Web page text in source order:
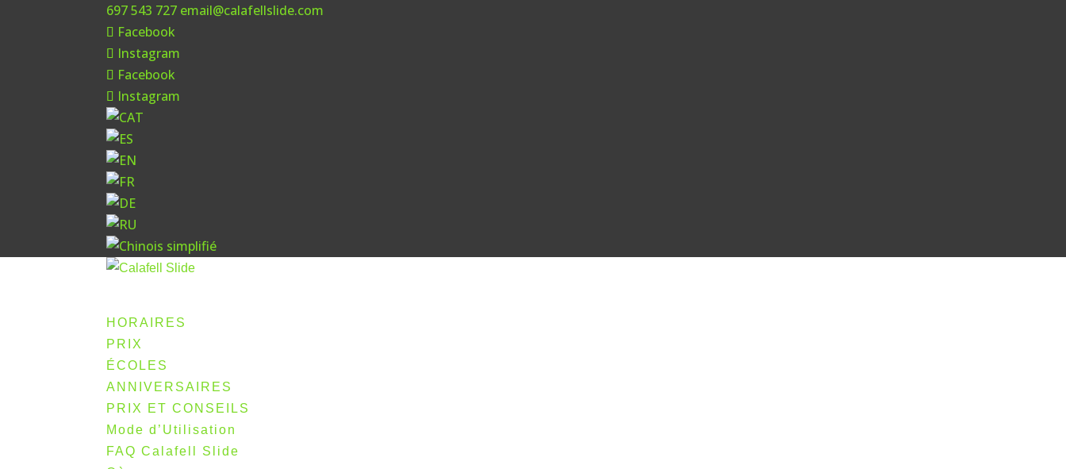
697 543 727 email@calafellslide.com
Facebook
Instagram
Facebook
Instagram
HORAIRES
PRIX
ÉCOLES
ANNIVERSAIRES
PRIX ET CONSEILS
Mode d’Utilisation
FAQ Calafell Slide